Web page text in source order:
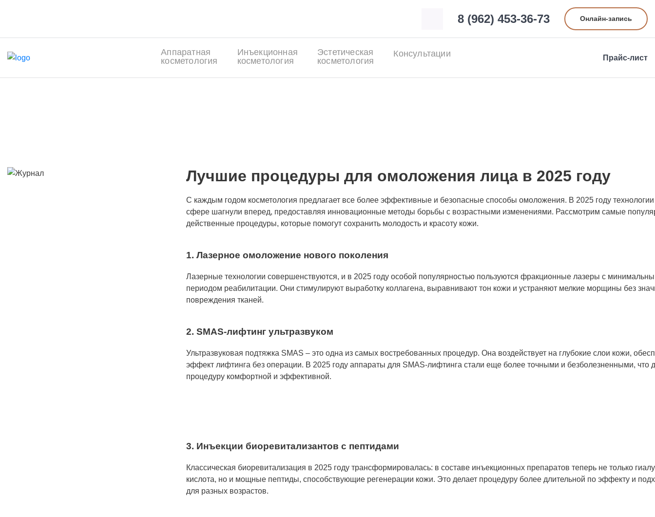
8 (962) 453-36-73 Онлайн-запись
Аппаратная
косметология
Инъекционная
косметология
Эстетическая
косметология
Консультации Прайс-лист
Лучшие процедуры для омоложения лица в 2025 году
С каждым годом косметология предлагает все более эффективные и безопасные способы омоложения. В 2025 году технологии
сфере шагнули вперед, предоставляя инновационные методы борьбы с возрастными изменениями. Рассмотрим самые
действенные процедуры, которые помогут сохранить молодость и красоту кожи.
1. Лазерное омоложение нового поколения
Лазерные технологии совершенствуются, и в 2025 году особой популярностью пользуются фракционные лазеры с
периодом реабилитации. Они стимулируют выработку коллагена, выравнивают тон кожи и устраняют мелкие морщины без
повреждения тканей.
2. SMAS-лифтинг ультразвуком
Ультразвуковая подтяжка SMAS – это одна из самых востребованных процедур. Она воздействует на глубокие слои кожи,
эффект лифтинга без операции. В 2025 году аппараты для SMAS-лифтинга стали еще более точными и безболезненными, что
процедуру комфортной и эффективной.
3. Инъекции биоревитализантов с пептидами
Классическая биоревитализация в 2025 году трансформировалась: в составе инъекционных препаратов теперь не только
кислота, но и мощные пептиды, способствующие регенерации кожи. Это делает процедуру более длительной по эффекту и
для разных возрастов.